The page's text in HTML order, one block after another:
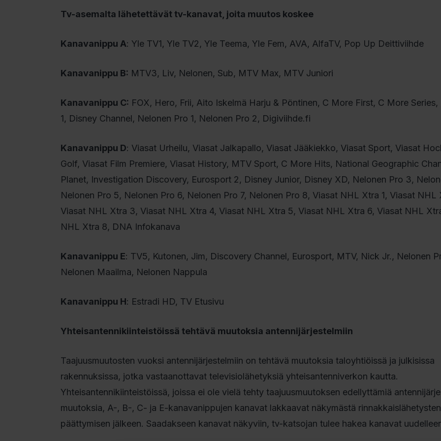
Tv-asemalta lähetettävät tv-kanavat, joita muutos koskee
Kanavanippu A: Yle TV1, Yle TV2, Yle Teema, Yle Fem, AVA, AlfaTV, Pop Up Deittiviihde
Kanavanippu B: MTV3, Liv, Nelonen, Sub, MTV Max, MTV Juniori
Kanavanippu C: FOX, Hero, Frii, Aito Iskelmä Harju & Pöntinen, C More First, C More
1, Disney Channel, Nelonen Pro 1, Nelonen Pro 2, Digiviihde.fi
Kanavanippu D: Viasat Urheilu, Viasat Jalkapallo, Viasat Jääkiekko, Viasat Sport, Viasat
Golf, Viasat Film Premiere, Viasat History, MTV Sport, C More Hits, National Geographic
Planet, Investigation Discovery, Eurosport 2, Disney Junior, Disney XD, Nelonen Pro 3,
Nelonen Pro 5, Nelonen Pro 6, Nelonen Pro 7, Nelonen Pro 8, Viasat NHL Xtra 1, Viasat NHL
Viasat NHL Xtra 3, Viasat NHL Xtra 4, Viasat NHL Xtra 5, Viasat NHL Xtra 6, Viasat NHL
NHL Xtra 8, DNA Infokanava
Kanavanippu E: TV5, Kutonen, Jim, Discovery Channel, Eurosport, MTV, Nick Jr., Nelonen
Nelonen Maailma, Nelonen Nappula
Kanavanippu H: Estradi HD, TV Etusivu
Yhteisantennikiinteistöissä tehtävä muutoksia antennijärjestelmiin
Taajuusmuutosten vuoksi antennijärjestelmiin on tehtävä muutoksia taloyhtiöissä ja julkisissa
rakennuksissa, jotka vastaanottavat televisiolähetyksiä yhteisantenniverkon kautta.
Yhteisantennikiinteistöissä, joissa ei ole vielä tehty taajuusmuutoksen edellyttämiä
muutoksia, A-, B-, C- ja E-kanavanippujen kanavat lakkaavat näkymästä rinnakkaislähetysten
päättymisen jälkeen. Saadakseen kanavat näkyviin, tv-katsojan tulee hakea kanavat